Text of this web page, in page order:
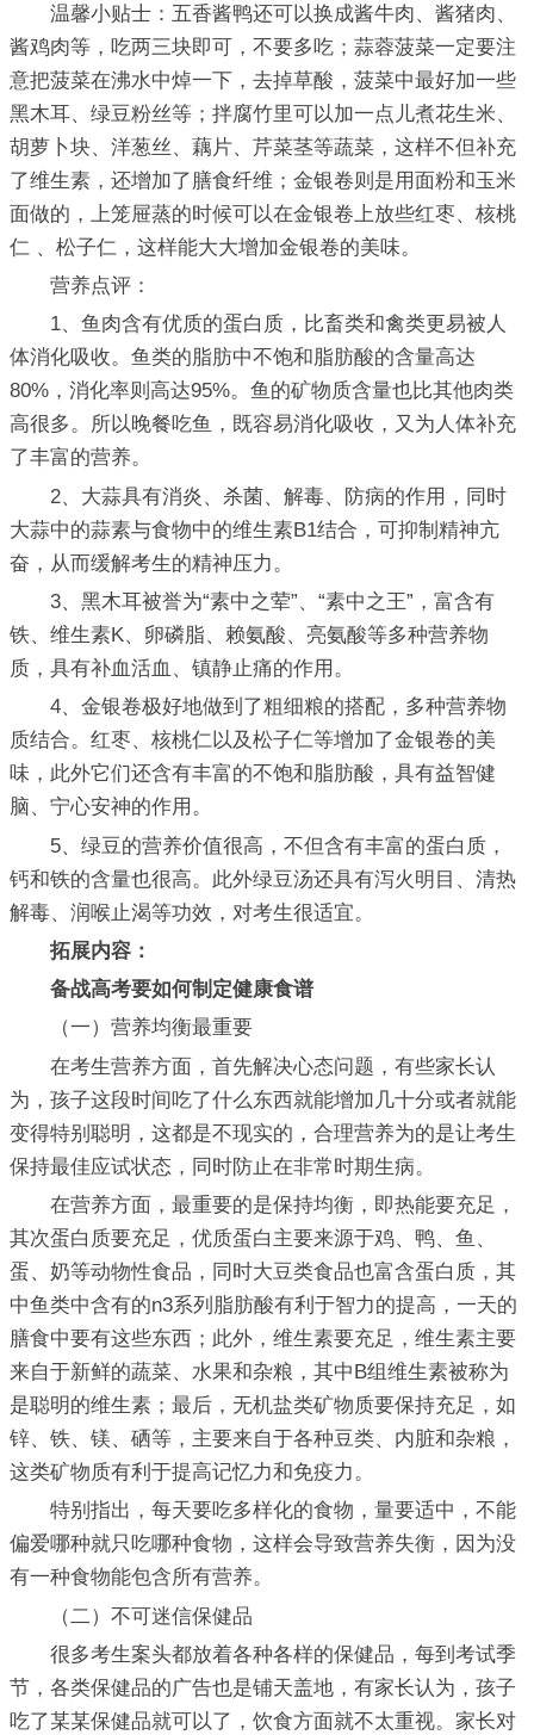
温馨小贴士：五香酱鸭还可以换成酱牛肉、酱猪肉、
酱鸡肉等，吃两三块即可，不要多吃；蒜蓉菠菜一定要注
意把菠菜在沸水中焯一下，去掉草酸，菠菜中最好加一些
黑木耳、绿豆粉丝等；拌腐竹里可以加一点儿煮花生米、
胡萝卜块、洋葱丝、藕片、芹菜茎等蔬菜，这样不但补充
了维生素，还增加了膳食纤维；金银卷则是用面粉和玉米
面做的，上笼屉蒸的时候可以在金银卷上放些红枣、核桃
仁 、松子仁，这样能大大增加金银卷的美味。
营养点评：
1、鱼肉含有优质的蛋白质，比畜类和禽类更易被人
体消化吸收。鱼类的脂肪中不饱和脂肪酸的含量高达
80%，消化率则高达95%。鱼的矿物质含量也比其他肉类
高很多。所以晚餐吃鱼，既容易消化吸收，又为人体补充
了丰富的营养。
2、大蒜具有消炎、杀菌、解毒、防病的作用，同时
大蒜中的蒜素与食物中的维生素B1结合，可抑制精神亢
奋，从而缓解考生的精神压力。
3、黑木耳被誉为“素中之荤”、“素中之王”，富含有
铁、维生素K、卵磷脂、赖氨酸、亮氨酸等多种营养物
质，具有补血活血、镇静止痛的作用。
4、金银卷极好地做到了粗细粮的搭配，多种营养物
质结合。红枣、核桃仁以及松子仁等增加了金银卷的美
味，此外它们还含有丰富的不饱和脂肪酸，具有益智健
脑、宁心安神的作用。
5、绿豆的营养价值很高，不但含有丰富的蛋白质，
钙和铁的含量也很高。此外绿豆汤还具有泻火明目、清热
解毒、润喉止渴等功效，对考生很适宜。
拓展内容：
备战高考要如何制定健康食谱
（一）营养均衡最重要
在考生营养方面，首先解决心态问题，有些家长认
为，孩子这段时间吃了什么东西就能增加几十分或者就能
变得特别聪明，这都是不现实的，合理营养为的是让考生
保持最佳应试状态，同时防止在非常时期生病。
在营养方面，最重要的是保持均衡，即热能要充足，
其次蛋白质要充足，优质蛋白主要来源于鸡、鸭、鱼、
蛋、奶等动物性食品，同时大豆类食品也富含蛋白质，其
中鱼类中含有的n3系列脂肪酸有利于智力的提高，一天的
膳食中要有这些东西；此外，维生素要充足，维生素主要
来自于新鲜的蔬菜、水果和杂粮，其中B组维生素被称为
是聪明的维生素；最后，无机盐类矿物质要保持充足，如
锌、铁、镁、硒等，主要来自于各种豆类、内脏和杂粮，
这类矿物质有利于提高记忆力和免疫力。
特别指出，每天要吃多样化的食物，量要适中，不能
偏爱哪种就只吃哪种食物，这样会导致营养失衡，因为没
有一种食物能包含所有营养。
（二）不可迷信保健品
很多考生案头都放着各种各样的保健品，每到考试季
节，各类保健品的广告也是铺天盖地，有家长认为，孩子
吃了某某保健品就可以了，饮食方面就不太重视。家长对